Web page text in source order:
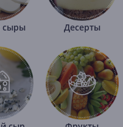
сыры Десерты